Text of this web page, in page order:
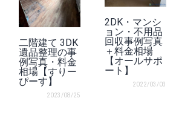
二階建て 3DK
遺品整理の事
例写真・料金
相場【すりー
ぴーす】
2023/08/25
2DK・マンシ
ョン・不用品
回収事例写真
＋料金相場
【オールサポ
ート】
2022/03/03